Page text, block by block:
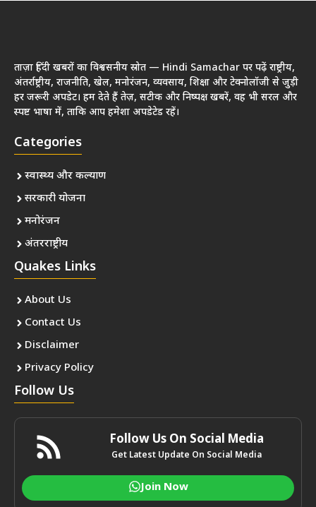
ताज़ा हिंदी खबरों का विश्वसनीय स्रोत — Hindi Samachar पर पढ़ें राष्ट्रीय,
अंतर्राष्ट्रीय, राजनीति, खेल, मनोरंजन, व्यवसाय, शिक्षा और टेक्नोलॉजी से जुड़ी
हर जरूरी अपडेट। हम देते हैं तेज़, सटीक और निष्पक्ष खबरें, वह भी सरल और
स्पष्ट भाषा में, ताकि आप हमेशा अपडेटेड रहें।
Categories
स्वास्थ्य और कल्याण
सरकारी योजना
मनोरंजन
अंतरराष्ट्रीय
Quakes Links
About Us
Contact Us
Disclaimer
Privacy Policy
Follow Us
Follow Us On Social Media
Get Latest Update On Social Media
Join Now